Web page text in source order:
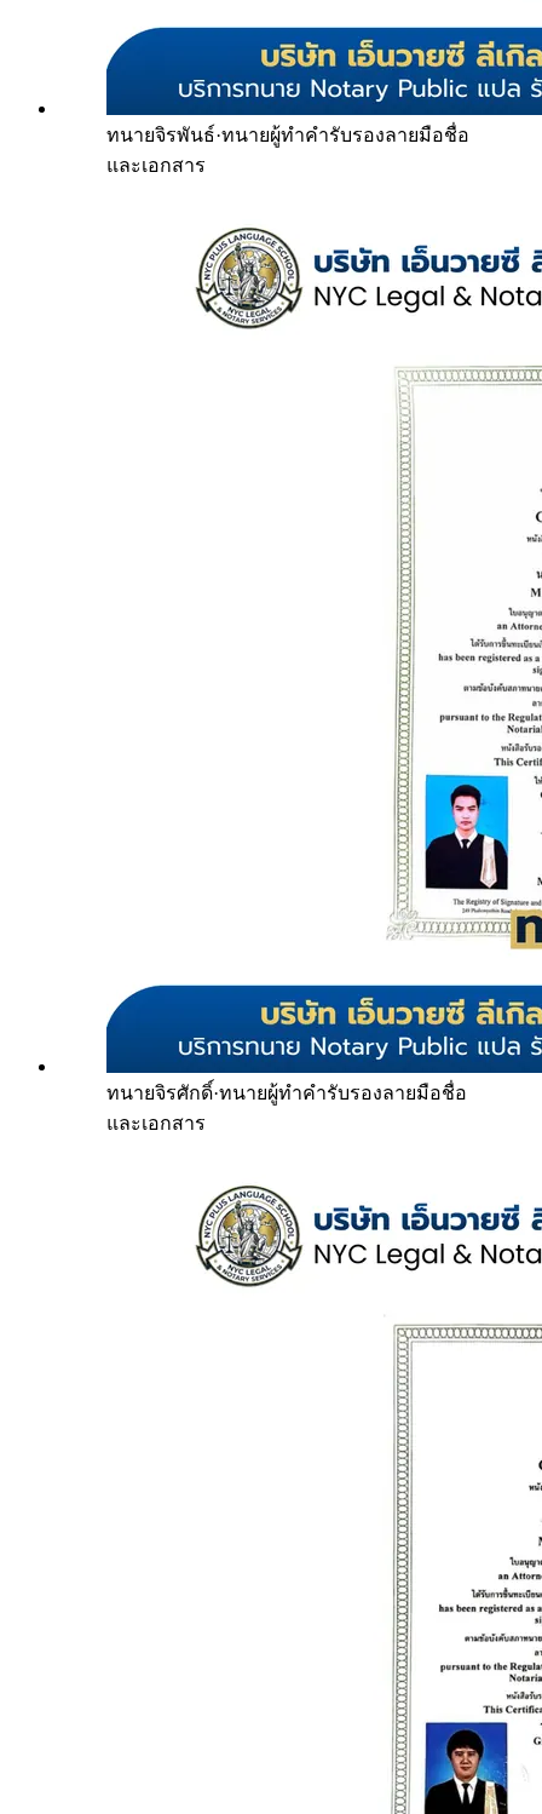
ทนายจิรพันธ์·ทนายผู้ทำคำรับรองลายมือชื่อ
และเอกสาร
ทนายจิรศักดิ์·ทนายผู้ทำคำรับรองลายมือชื่อ
และเอกสาร